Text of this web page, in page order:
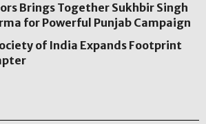
Brings Together Sukhbir Singh
for Powerful Punjab Campaign
of India Expands Footprint